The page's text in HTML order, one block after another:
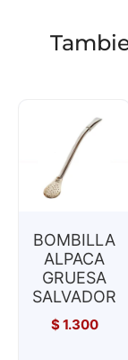
BOMBILLA
ALPACA
GRUESA
SALVADOR
$1.300